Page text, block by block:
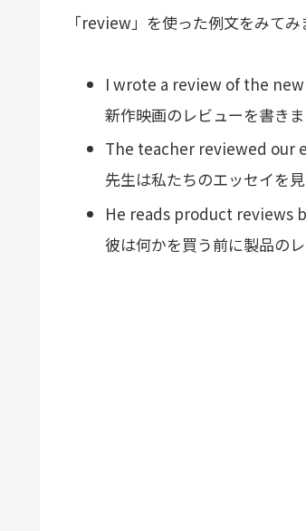
「review」を使った例文をみてみ
I wrote a review of the
新作映画のレビューを書きま
The teacher reviewed our
先生は私たちのエッセイを見
He reads product reviews
彼は何かを買う前に製品のレ